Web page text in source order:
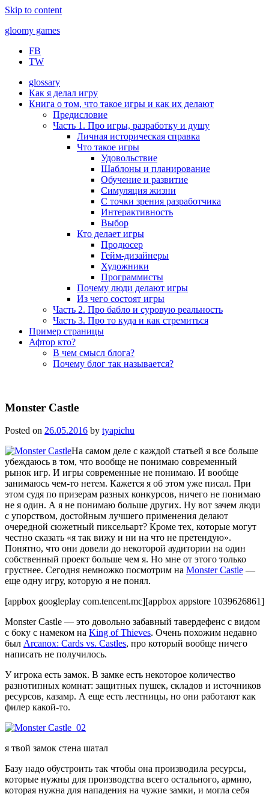
Skip to content
gloomy games
Печально об играх
FB
TW
glossary
Как я делал игру
Книга о том, что такое игры и как их делают
Предисловие
Часть 1. Про игры, разработку и душу
Личная историческая справка
Что такое игры
Удовольствие
Шаблоны и планирование
Обучение и развитие
Симуляция жизни
С точки зрения разработчика
Интерактивность
Выбор
Кто делает игры
Продюсер
Гейм-дизайнеры
Художники
Программисты
Почему люди делают игры
Из чего состоят игры
Часть 2. Про бабло и суровую реальность
Часть 3. Про то куда и как стремиться
Пример страницы
Афтор кто?
В чем смысл блога?
Почему блог так называется?
Monster Castle
Posted on 26.05.2016 by tyapichu
На самом деле с каждой статьей я все больше
убеждаюсь в том, что вообще не понимаю современный
рынок игр. И игры современные не понимаю. И вообще
занимаюсь чем-то нетем. Кажется я об этом уже писал. При
этом судя по призерам разных конкурсов, ничего не понимаю
не я один. А я не понимаю больше других. Ну вот зачем люди
с упорством, достойным лучшего применения делают
очередной сюжетный пиксельарт? Кроме тех, которые могут
честно сказать «я так вижу и ни на что не претендую».
Понятно, что они довели до некоторой аудитории на один
собственный проект больше чем я. Но мне от этого только
грустнее. Сегодня немножко посмотрим на Monster Castle —
еще одну игру, которую я не понял.
[appbox googleplay com.tencent.mc][appbox appstore 1039626861]
Monster Castle — это довольно забавный тавердефенс с видом
с боку с намеком на King of Thieves. Очень похожим недавно
был Arcanox: Cards vs. Castles, про который вообще ничего
написать не получилось.
У игрока есть замок. В замке есть некоторое количество
разнотипных комнат: защитных пушек, складов и источников
ресурсов, казамр. А еще есть лестницы, но они работают как
филер какой-то.
я твой замок стена шатал
Базу надо обустроить так чтобы она производила ресурсы,
которые нужны для производства всего остального, армию,
которая нужна для нападения на чужие замки, и могла себя